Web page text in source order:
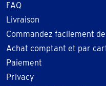
FAQ
Livraison
Commandez facilement
Achat comptant et par
Paiement
Privacy